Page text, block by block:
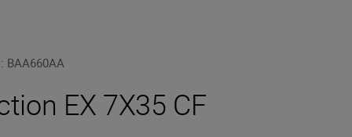
: BAA660AA
EX 7X35 CF